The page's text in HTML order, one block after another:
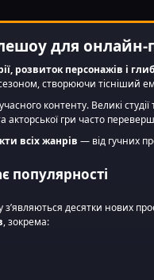
знати зовсім
було.
для онлайн-
розвиток персонажів і
створюючи тісніший
контенту. Великі
акторської гри часто
всіх жанрів — від гучних
популярності
десятки нових
, зокрема: